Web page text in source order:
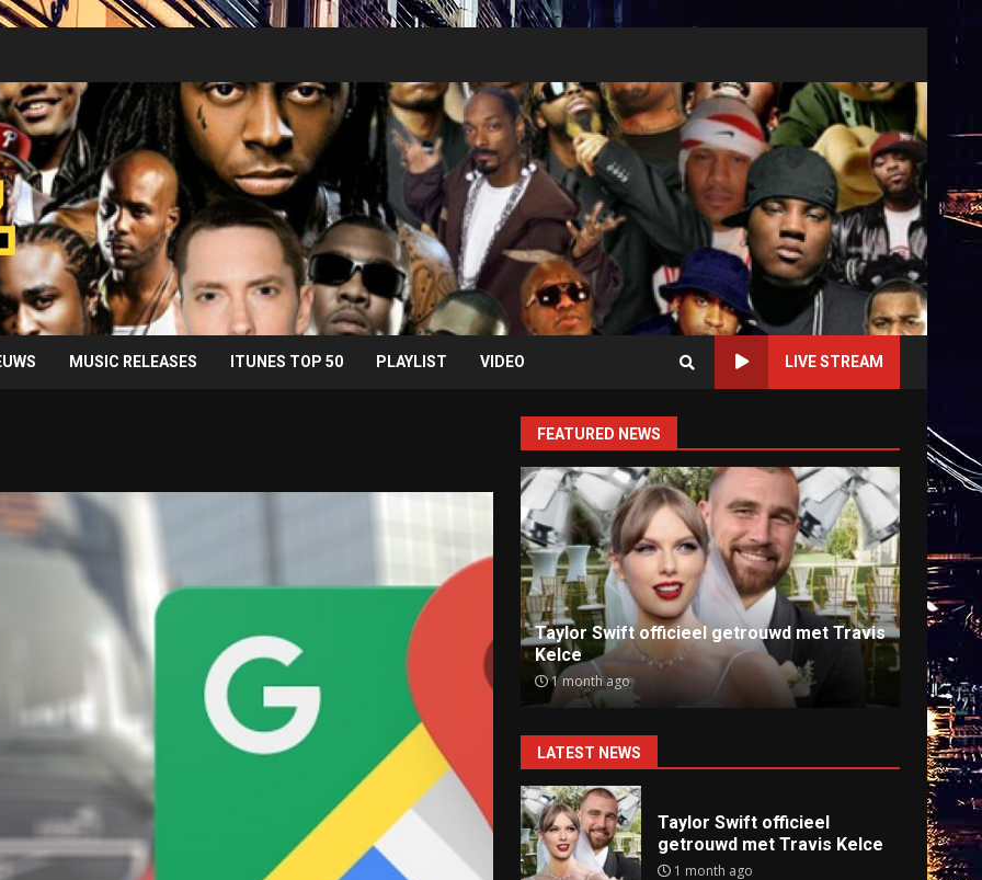
MUSIC RELEASES ITUNES TOP 50 PLAYLIST VIDEO LIVE STREAM
FEATURED NEWS
Taylor Swift officieel getrouwd met Travis
Kelce
1 month ago
Ray J klaagt Kim Kardashian aan om
sekstape
9 months ago
Anti-
9
LATEST NEWS
Taylor Swift officieel
getrouwd met Travis Kelce
1 month ago